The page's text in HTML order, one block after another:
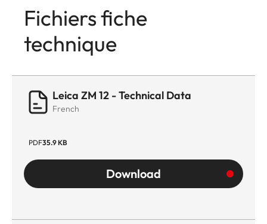
Fichiers fiche
technique
Leica ZM 12 - Technical Data
French
PDF35.9 KB
Download